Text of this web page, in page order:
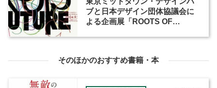
ブと日本デザイン団体協議会に
よる企画展「ROOTS OF
そのほかのおすすめ書籍・本